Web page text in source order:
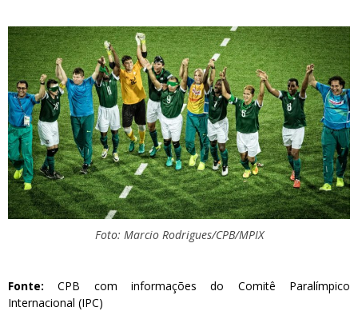
Foto: Marcio Rodrigues/CPB/MPIX
Fonte: CPB com informações do Comitê Paralímpico
Internacional (IPC)